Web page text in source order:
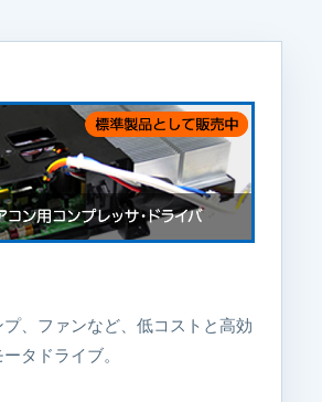
、ファンなど、低コストと高効
タドライブ。